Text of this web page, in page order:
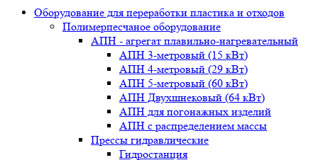
Оборудование для переработки пластика и отходов
Полимерпесчаное оборудование
АПН - агрегат плавильно-нагревательный
АПН 3-метровый (15 кВт)
АПН 4-метровый (29 кВт)
АПН 5-метровый (60 кВт)
АПН Двухшнековый (64 кВт)
АПН для погонажных изделий
АПН с распределением массы
Прессы гидравлические
Гидростанция